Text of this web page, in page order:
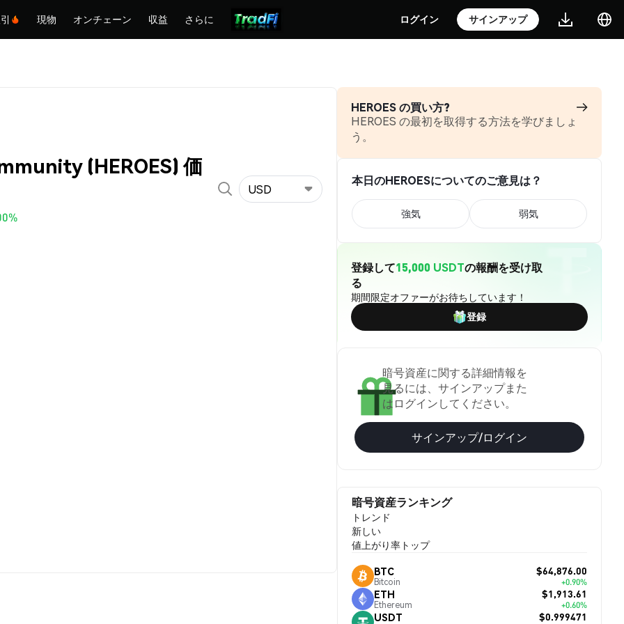
現物 オンチェーン 収益 さらに ログイン サインアップ
(HEROES) 価
USD
HEROES の買い方?
HEROES の最初を取得する方法を学びましょ
う。
本日のHEROESについてのご意見は？
強気 弱気
登録して15,000 USDTの報酬を受け取
る
期間限定オファーがお待ちしています！
登録
暗号資産に関する詳細情報を
見るには、サインアップまた
はログインしてください。
サインアップ/ログイン
暗号資産ランキング
トレンド
新しい
値上がり率トップ
BTC
Bitcoin
$64,876.00
+0.90%
ETH
Ethereum
$1,913.61
+0.60%
USDT $0.999471